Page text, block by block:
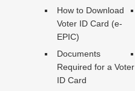
How to Download
Voter ID Card (e-
EPIC)
Documents
Required for a Voter
ID Card